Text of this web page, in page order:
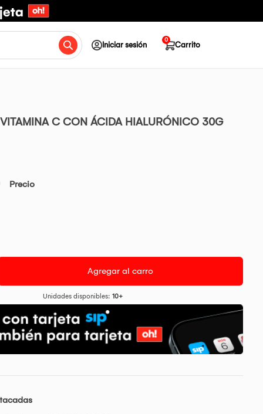
Iniciar sesión Carrito
0
C CON ÁCIDA HIALURÓNICO 30G
Precio
Agregar al carro
Unidades disponibles: 10+